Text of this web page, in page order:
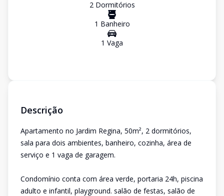
2Dormitórios
1 Banheiro
1 Vaga
Descrição
Apartamento no Jardim Regina, 50m², 2 dormitórios,
sala para dois ambientes, banheiro, cozinha, área de
serviço e 1 vaga de garagem.
Condomínio conta com área verde, portaria 24h, piscina
adulto e infantil, playground. salão de festas, salão de